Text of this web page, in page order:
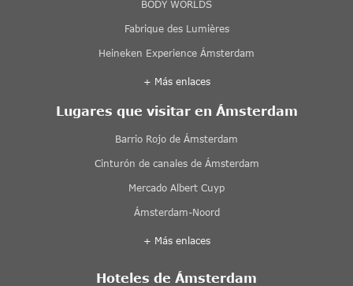
BODY WORLDS
Fabrique des Lumières
Heineken Experience Ámsterdam
+ Más enlaces
Lugares que visitar en Ámsterdam
Barrio Rojo de Ámsterdam
Cinturón de canales de Ámsterdam
Mercado Albert Cuyp
Ámsterdam-Noord
+ Más enlaces
Hoteles de Ámsterdam